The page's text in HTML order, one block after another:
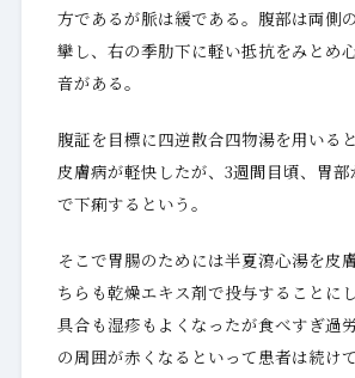
方であるが脈は緩である。腹部は両側
攣し、右の季肋下に軽い抵抗をみとめ
音がある。
腹証を目標に四逆散合四物湯を用いる
皮膚病が軽快したが、3週間目頃、胃
で下痢するという。
そこで胃腸のためには半夏瀉心湯を皮
ちらも乾燥エキス剤で投与することに
具合も湿疹もよくなったが食べすぎ過
の周囲が赤くなるといって患者は続け